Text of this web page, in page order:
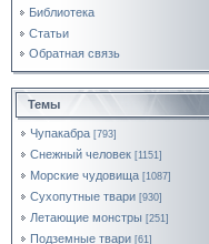
Библиотека
Статьи
Обратная связь
Темы
Чупакабра [793]
Снежный человек [1151]
Морские чудовища [1087]
Сухопутные твари [930]
Летающие монстры [251]
Подземные твари [61]